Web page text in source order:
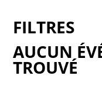
AUCUN
TROUVÉ
FILTRES